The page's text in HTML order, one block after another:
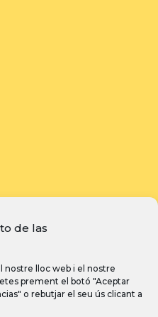
de las
lloc web i el nostre
prement el botó "Aceptar
o rebutjar el seu ús clicant a